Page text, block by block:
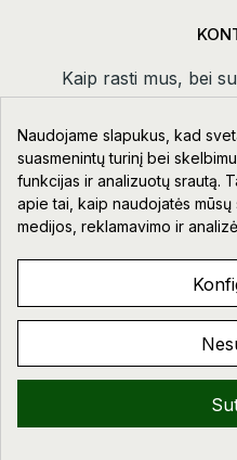
Kaip rasti mus, bei
Taikos pr.
+370
AUPRE.LT © 2023 - 2026.
Naudojame slapukus, kad
suasmenintų turinį bei
funkcijas ir analizuotų srautą.
apie tai, kaip naudojatės
medijos, reklamavimo ir